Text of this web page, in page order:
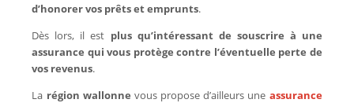
d’honorer vos prêts et emprunts.
Dès lors, il est plus qu’intéressant de souscrire à une
assurance qui vous protège contre l’éventuelle perte de
vos revenus.
La région wallonne vous propose d’ailleurs une assurance